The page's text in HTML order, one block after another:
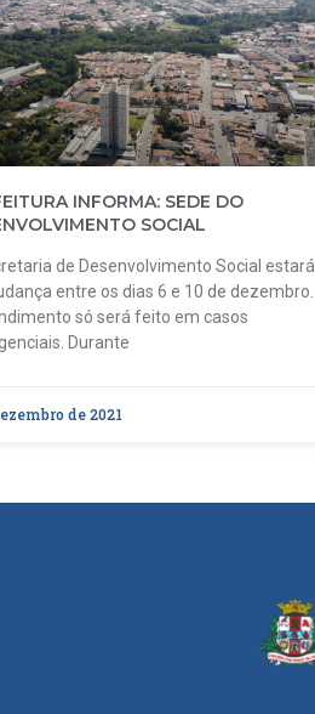
INFORMA: SEDE DO
SOCIAL
de Desenvolvimento Social estará
entre os dias 6 e 10 de dezembro.
só será feito em casos
Durante
de 2021